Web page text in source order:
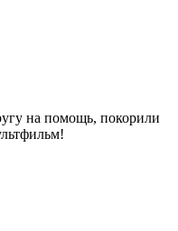
на помощь, покорили